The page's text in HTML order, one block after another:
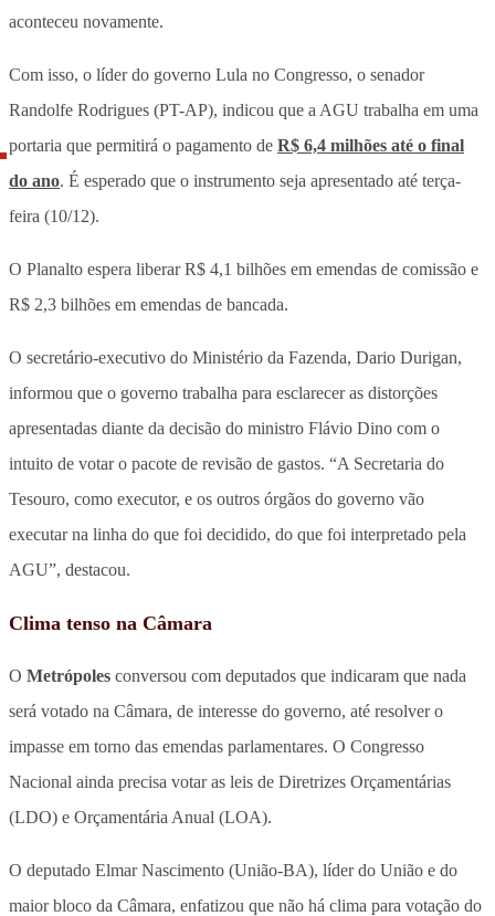
aconteceu novamente.
Com isso, o líder do governo Lula no Congresso, o senador
Randolfe Rodrigues (PT-AP), indicou que a AGU trabalha em uma
portaria que permitirá o pagamento de R$ 6,4 milhões até o final
do ano. É esperado que o instrumento seja apresentado até terça-
feira (10/12).
O Planalto espera liberar R$ 4,1 bilhões em emendas de comissão e
R$ 2,3 bilhões em emendas de bancada.
O secretário-executivo do Ministério da Fazenda, Dario Durigan,
informou que o governo trabalha para esclarecer as distorções
apresentadas diante da decisão do ministro Flávio Dino com o
intuito de votar o pacote de revisão de gastos. “A Secretaria do
Tesouro, como executor, e os outros órgãos do governo vão
executar na linha do que foi decidido, do que foi interpretado pela
AGU”, destacou.
Clima tenso na Câmara
O Metrópoles conversou com deputados que indicaram que nada
será votado na Câmara, de interesse do governo, até resolver o
impasse em torno das emendas parlamentares. O Congresso
Nacional ainda precisa votar as leis de Diretrizes Orçamentárias
(LDO) e Orçamentária Anual (LOA).
O deputado Elmar Nascimento (União-BA), líder do União e do
maior bloco da Câmara, enfatizou que não há clima para votação do